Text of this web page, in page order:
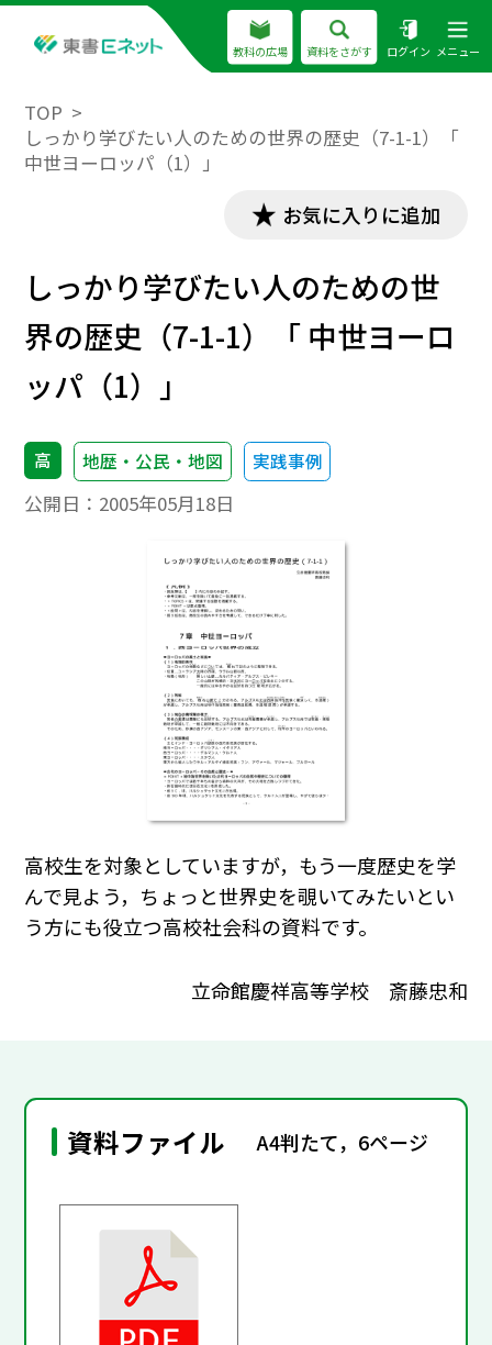
教科の広場 資料をさがす ログイン メニュー
TOP
しっかり学びたい人のための世界の歴史（7-1-1）「
中世ヨーロッパ（1）」
お気に入りに追加
しっかり学びたい人のための世
界の歴史（7-1-1）「 中世ヨーロ
ッパ（1）」
高 地歴・公民・地図 実践事例
公開日： 2005年05月18日
高校生を対象としていますが，もう一度歴史を学
んで見よう，ちょっと世界史を覗いてみたいとい
う方にも役立つ高校社会科の資料です。
立命館慶祥高等学校 斎藤忠和
資料ファイル A4判たて，6ページ